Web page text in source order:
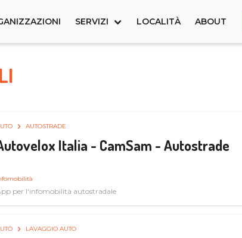
SERVIZI LOCALITÀ ABOUT
AUTOSTRADE
Italia - CamSam - Autostrade
per l'infomobilità autostradale
LAVAGGIO AUTO